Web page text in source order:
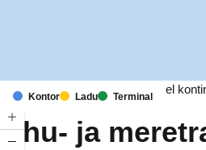
Kontor Ladu Terminal
Meil on kontorid ja rajatised kuuel
Õhu- ja